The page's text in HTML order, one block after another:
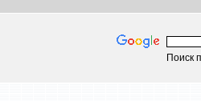
Поиск